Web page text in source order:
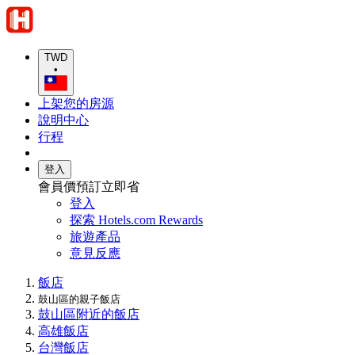
TWD
•
上架您的房源
說明中心
行程
登入
會員價預訂立即省
登入
探索 Hotels.com Rewards
旅遊產品
意見反應
飯店
鼓山區的親子飯店
鼓山區附近的飯店
高雄飯店
台灣飯店